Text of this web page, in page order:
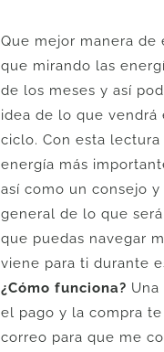
Que mejor manera de
que mirando las
de los meses y así
idea de lo que vendrá
ciclo. Con esta
energía más
así como un consejo y
general de lo que
que puedas navegar
viene para ti durante
¿Cómo funciona?
el pago y la compra
correo para que me